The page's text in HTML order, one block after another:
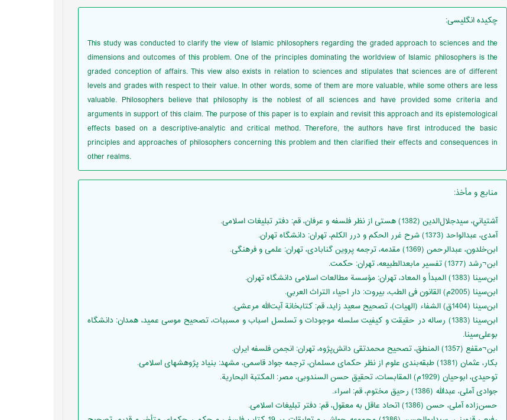
چکیده انگلیسی:
This study was conducted to clarify the view of Islamic philosophers regarding the graded approach to sciences and the
dimensions and outcomes of this problem. One of the principles dominating the worldview of Islamic philosophers is the
graded conception of affairs. This view also exists in relation to sciences and stipulates that sciences are of different
levels and grades with respect to their value. In other words, some of them are more valuable, while some others are less
valuable. Philosophers believe that philosophy is the noblest of all sciences and have provided some criteria and
arguments in support of this claim. The purpose of this paper is to explain and revisit this approach and its epistemological
effects based on a descriptive-analytic and critical method. Therefore, the authors have first introduced the basic
principles and approaches of philosophers concerning this problem and then clarified their effects and consequences in
other realms.
منابع و مأخذ:
آشتياني، سيدجلال‌الدين (1382) هستی از نظر فلسفه و عرفان، قم: دفتر تبلیغات اسلامی.
آمدی، عبدالواحد (1373) شرح غرر الحکم و درر الکلم، تهران: دانشگاه تهران.
ابن‌خلدون، عبدالرحمن (1369) مقدمه، ترجمه پروین گنابادی، تهران: علمی و فرهنگی.
ابن¬رشد (1377) تفسیر مابعدالطبیعه، تهران: حکمت.
ابن‌سينا (1383) المبدأ و المعاد، تهران: مؤسسة مطالعات اسلامی دانشگاه تهران.
ابن‌سينا (2005م) القانون فى الطب‏، بيروت: دار احياء التراث العربي‏.
ابن‌سينا (1404ق) الشفاء (الهیات)، تصحیح سعید زاید، قم: كتابخانة آیت‌الله مرعشی.
ابن‌سينا (1383) رساله در حقیقت و کیفیت سلسله موجودات و تسلسل اسباب و مسببات، تصحیح موسی عمید، همدان: دانشگاه
بوعلی‌سینا.
ابن¬مقفع (1357) المنطق، تصحیح محمدتقی دانش‌پژوه، تهران: انجمن فلسفه ایران.
بکار، عثمان (1381) طبقه‌بندی علوم از نظر حکمای مسلمان، ترجمه جواد قاسمی، مشهد: بنیاد پژوهشهای اسلامی.
توحیدی، ابوحیان (1929م) المقابسات، تحقیق حسن السندوبی، مصر: المکتبة البحاریة.
جوادی آملی، عبدالله (1386) رحیق مختوم، قم: اسراء.
حسن‌زاده آملی، حسن (1386) اتحاد عاقل به معقول، قم: دفتر تبلیغات اسلامی.